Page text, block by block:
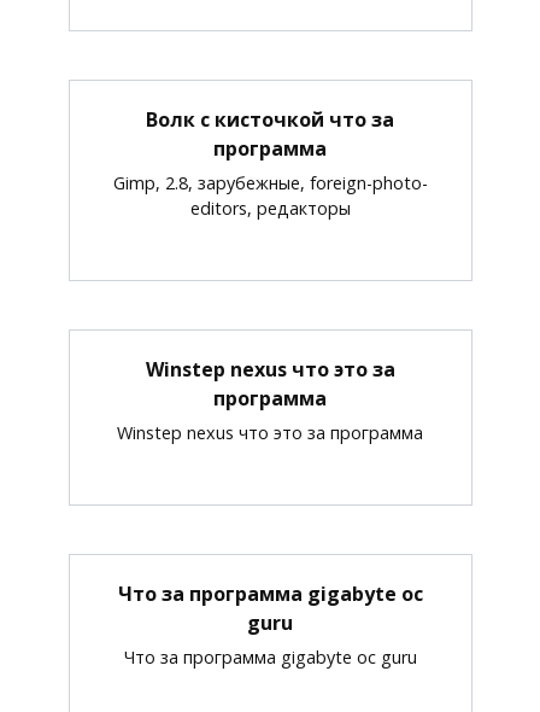
Волк с кисточкой что за
программа
Gimp, 2.8, зарубежные, foreign-photo-
editors, редакторы
Winstep nexus что это за
программа
Winstep nexus что это за программа
Что за программа gigabyte oc
guru
Что за программа gigabyte oc guru